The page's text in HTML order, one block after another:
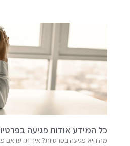
כל המידע אודות פגיעה
מה היא פגיעה בפרטיות? איך תדעו אם